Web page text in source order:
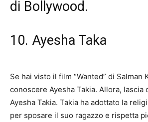
di Bollywood.
10. Ayesha Taka
Se hai visto il film “Wanted” di Salman
conoscere Ayesha Takia. Allora, lascia
Ayesha Takia. Takia ha adottato la
per sposare il suo ragazzo e rispetta